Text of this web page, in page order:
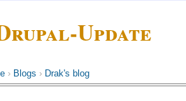
Update
› Blogs › Drak's blog
Foren